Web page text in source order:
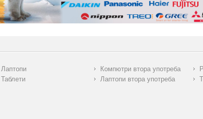
Лаптопи
Таблети
Компютри втора употреба
Лаптопи втора употреба